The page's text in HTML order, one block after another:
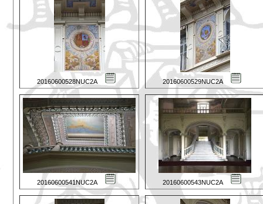
20160600528NUC2A 20160600529NUC2A
20160600541NUC2A 20160600543NUC2A